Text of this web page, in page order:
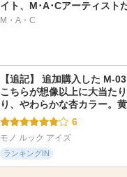
イト、M･A･Cアーティスト
M・A・C
【追記】 追加購入した M-
こちらが想像以上に大当た
り、やわらかな杏カラー。
6
モノ ルック アイズ
ランキングIN